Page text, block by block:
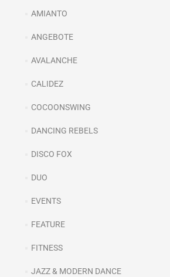
AMIANTO
ANGEBOTE
AVALANCHE
CALIDEZ
COCOONSWING
DANCING REBELS
DISCO FOX
DUO
EVENTS
FEATURE
FITNESS
JAZZ & MODERN DANCE